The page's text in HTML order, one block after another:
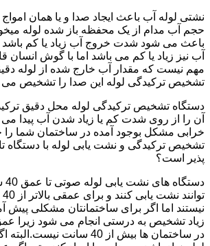
نشتی لوله آب باعث ایجاد صدا و یا همان
حجم آب مدام از یک محفظه باز شده لوله
باعث می شود شدت خروج آب زیاد یا کم
آب نیز زیاد یا کم می باشد اما با گوش انسان
مهم نیست که مقدار آب خارج شده از لوله
تشخیص ترکیدگی لوله این صدا را تشخیص می
دستگاه تشخیص ترکیدگی لوله محل دقیق
آن را از روی شدت کم یا زیاد شدن آب پیدا می
خرابی مشکل بوجود آمده در ساختمان شما را
تشخیص ترکیدگی و نشت یابی لوله با دستگاه
پذیر است؟
نیستند اما اگر برای ساختمانتان مشکلی پیش
زیاد تشخیص به درستی انجام می شود زیرا
در ساختمان ها بیش از 40 سانت